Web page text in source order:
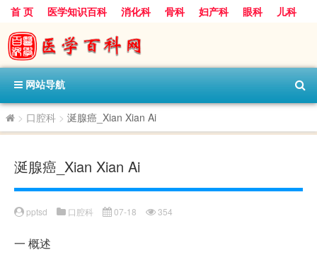
首 页 医学知识百科 消化科 骨科 妇产科 眼科
儿科
心血管病科
呼吸科 神经科
内分泌科
口腔科
网站导航
> 口腔科 > 涎腺癌_Xian Xian Ai
涎腺癌_Xian Xian Ai
pptsd 口腔科 07-18 354
一 概述